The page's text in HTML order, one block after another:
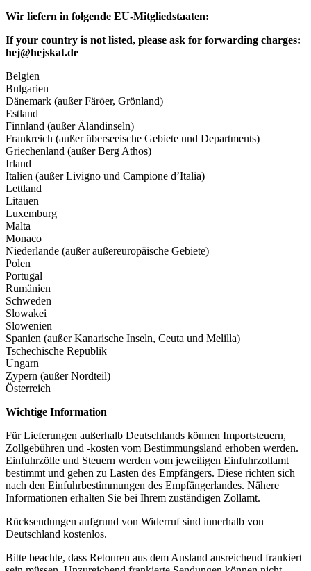
Wir liefern in folgende EU-Mitgliedstaaten:
If your country is not listed, please ask for forwarding charges:
hej@hejskat.de
Belgien
Bulgarien
Dänemark (außer Färöer, Grönland)
Estland
Finnland (außer Älandinseln)
Frankreich (außer überseeische Gebiete und Departments)
Griechenland (außer Berg Athos)
Irland
Italien (außer Livigno und Campione d’Italia)
Lettland
Litauen
Luxemburg
Malta
Monaco
Niederlande (außer außereuropäische Gebiete)
Polen
Portugal
Rumänien
Schweden
Slowakei
Slowenien
Spanien (außer Kanarische Inseln, Ceuta und Melilla)
Tschechische Republik
Ungarn
Zypern (außer Nordteil)
Österreich
Wichtige Information
Für Lieferungen außerhalb Deutschlands können Importsteuern,
Zollgebühren und -kosten vom Bestimmungsland erhoben werden.
Einfuhrzölle und Steuern werden vom jeweiligen Einfuhrzollamt
bestimmt und gehen zu Lasten des Empfängers. Diese richten sich
nach den Einfuhrbestimmungen des Empfängerlandes. Nähere
Informationen erhalten Sie bei Ihrem zuständigen Zollamt.
Rücksendungen aufgrund von Widerruf sind innerhalb von
Deutschland kostenlos.
Bitte beachte, dass Retouren aus dem Ausland ausreichend frankiert